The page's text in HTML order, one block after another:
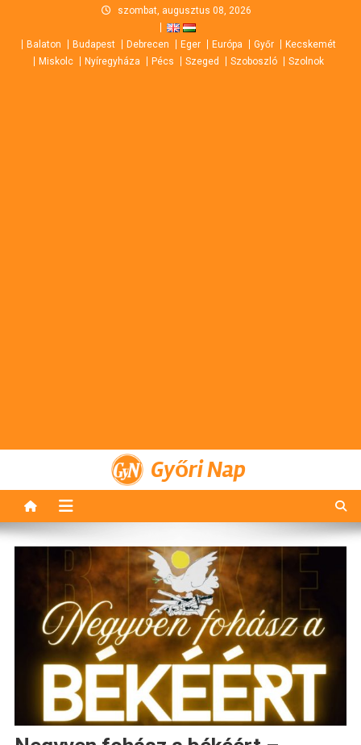
content
szombat, augusztus 08, 2026
Balaton Budapest Debrecen Eger Európa Győr
Kecskemét
Miskolc
Nyíregyháza Pécs Szeged Szoboszló Szolnok
Győri Nap